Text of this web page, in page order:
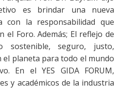
es brindar una nueva
con la responsabilidad que
Foro. Además; El reflejo de
sostenible, seguro, justo,
el planeta para todo el mundo
En el YES GIDA FORUM,
y académicos de la industria